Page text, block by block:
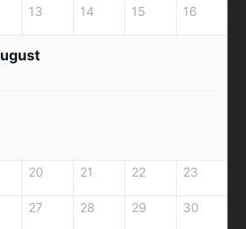
13 14 15 16
20 21 22 23
27 28 29 30